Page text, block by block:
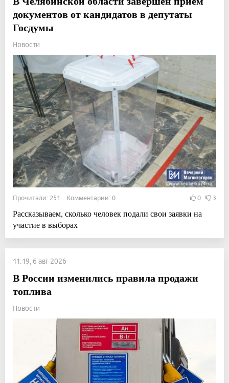
документов от кандидатов в депутаты
Госдумы
Новости
Прочитали: 251 Комментарии: 0 0 3
Рассказываем, сколько человек подали свои заявки на
участие в выборах
11:19, 6 авг 2026
В России изменились правила продажи
топлива
Новости